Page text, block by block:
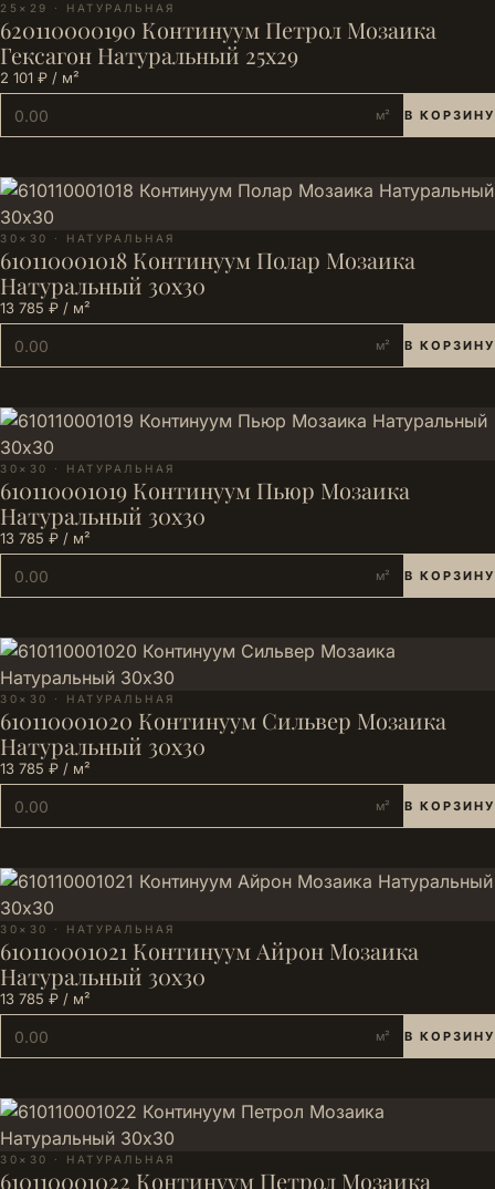
25×29 · НАТУРАЛЬНАЯ
620110000190 Континуум Петрол Мозаика
Гексагон Натуральный 25х29
2 101 ₽ / м²
м² В КОРЗИНУ
30×30 · НАТУРАЛЬНАЯ
610110001018 Континуум Полар Мозаика
Натуральный 30х30
13 785 ₽ / м²
м² В КОРЗИНУ
30×30 · НАТУРАЛЬНАЯ
610110001019 Континуум Пьюр Мозаика
Натуральный 30х30
13 785 ₽ / м²
м² В КОРЗИНУ
30×30 · НАТУРАЛЬНАЯ
610110001020 Континуум Сильвер Мозаика
Натуральный 30х30
13 785 ₽ / м²
м² В КОРЗИНУ
30×30 · НАТУРАЛЬНАЯ
610110001021 Континуум Айрон Мозаика
Натуральный 30х30
13 785 ₽ / м²
м² В КОРЗИНУ
30×30 · НАТУРАЛЬНАЯ
610110001022 Континуум Петрол Мозаика